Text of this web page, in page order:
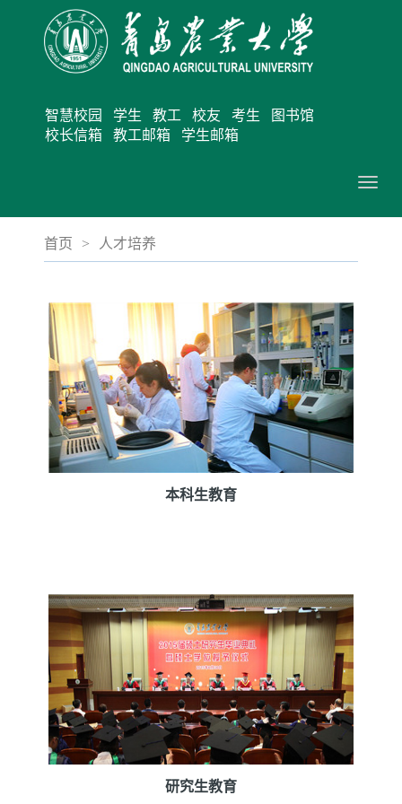
智慧校园 学生 教工 校友 考生
图书馆
校长信箱
教工邮箱 学生邮箱
切
换
首页 > 人才培养
本科生教育
研究生教育